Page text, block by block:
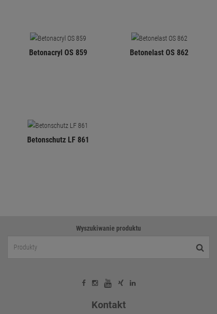
Betonacryl OS 859 Betonelast OS 862
Betonschutz LF 861
Wyszukiwanie produktu
Kontakt